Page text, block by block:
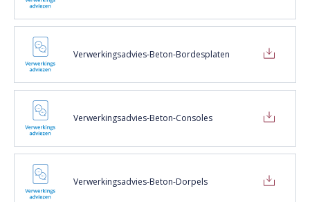
Verwerkingsadvies-Beton-Bordesplaten
Verwerkingsadvies-Beton-Consoles
Verwerkingsadvies-Beton-Dorpels